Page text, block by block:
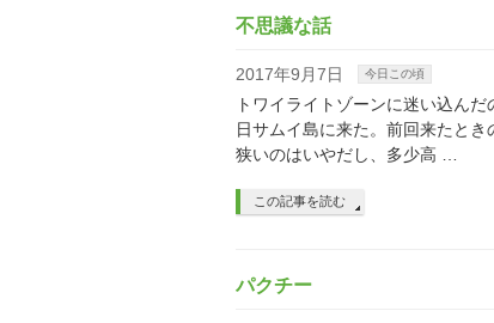
不思議な話
2017年9月7日 今日この頃
トワイライトゾーンに迷い込ん
日サムイ島に来た。前回来たと
狭いのはいやだし、多少高 …
この記事を読む
パクチー